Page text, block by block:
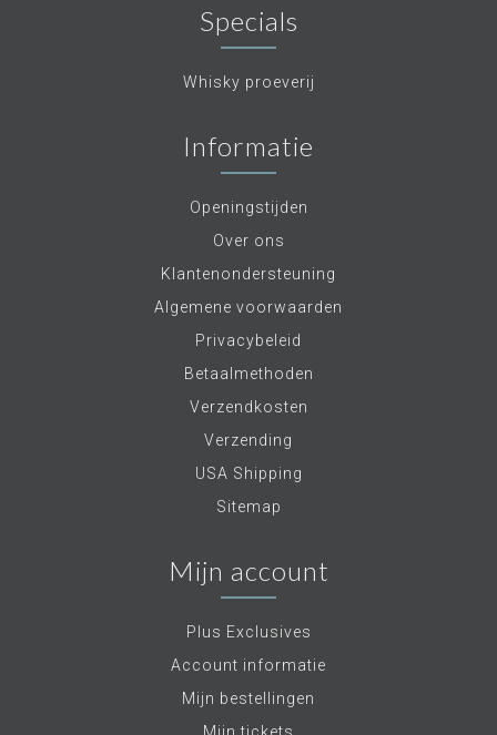
Specials
Whisky proeverij
Informatie
Openingstijden
Over ons
Klantenondersteuning
Algemene voorwaarden
Privacybeleid
Betaalmethoden
Verzendkosten
Verzending
USA Shipping
Sitemap
Mijn account
Plus Exclusives
Account informatie
Mijn bestellingen
Mijn tickets